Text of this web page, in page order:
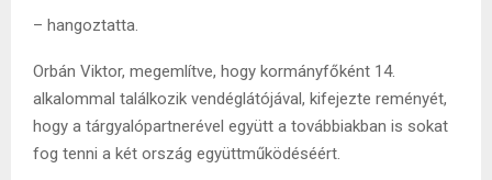
– hangoztatta.
Orbán Viktor, megemlítve, hogy kormányfőként 14.
alkalommal találkozik vendéglátójával, kifejezte reményét,
hogy a tárgyalópartnerével együtt a továbbiakban is sokat
fog tenni a két ország együttműködéséért.